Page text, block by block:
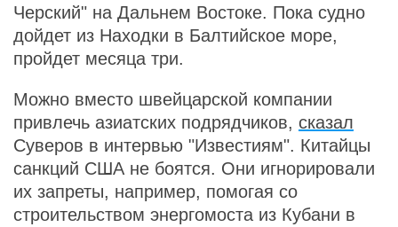
Черский" на Дальнем Востоке. Пока судно
дойдет из Находки в Балтийское море,
пройдет месяца три.
Можно вместо швейцарской компании
привлечь азиатских подрядчиков, сказал
Суверов в интервью "Известиям". Китайцы
санкций США не боятся. Они игнорировали
их запреты, например, помогая со
строительством энергомоста из Кубани в